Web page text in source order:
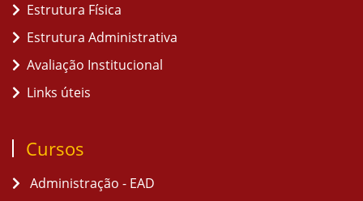
Estrutura Física
Estrutura Administrativa
Avaliação Institucional
Links úteis
Cursos
Administração - EAD